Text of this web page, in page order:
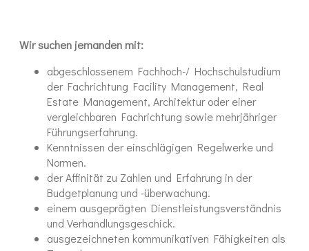
Wir suchen jemanden mit:
abgeschlossenem Fachhoch-/ Hochschulstudium
der Fachrichtung Facility Management, Real
Estate Management, Architektur oder einer
vergleichbaren Fachrichtung sowie mehrjähriger
Führungserfahrung.
Kenntnissen der einschlägigen Regelwerke und
Normen.
der Affinität zu Zahlen und Erfahrung in der
Budgetplanung und -überwachung.
einem ausgeprägten Dienstleistungsverständnis
und Verhandlungsgeschick.
ausgezeichneten kommunikativen Fähigkeiten als